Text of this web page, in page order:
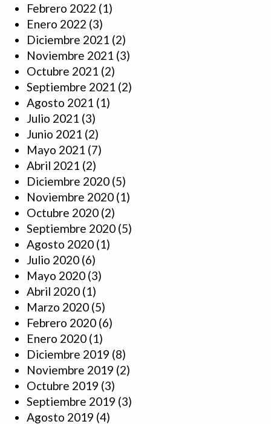
Febrero 2022 (1)
Enero 2022 (3)
Diciembre 2021 (2)
Noviembre 2021 (3)
Octubre 2021 (2)
Septiembre 2021 (2)
Agosto 2021 (1)
Julio 2021 (3)
Junio 2021 (2)
Mayo 2021 (7)
Abril 2021 (2)
Diciembre 2020 (5)
Noviembre 2020 (1)
Octubre 2020 (2)
Septiembre 2020 (5)
Agosto 2020 (1)
Julio 2020 (6)
Mayo 2020 (3)
Abril 2020 (1)
Marzo 2020 (5)
Febrero 2020 (6)
Enero 2020 (1)
Diciembre 2019 (8)
Noviembre 2019 (2)
Octubre 2019 (3)
Septiembre 2019 (3)
Agosto 2019 (4)